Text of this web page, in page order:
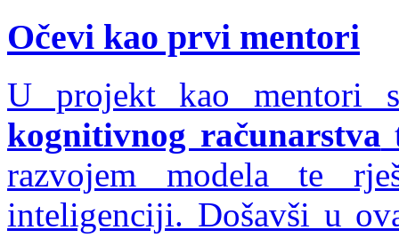
Očevi kao prvi mentori
U projekt kao mentori
kognitivnog računarstva
razvojem modela te
inteligenciji. Došavši u